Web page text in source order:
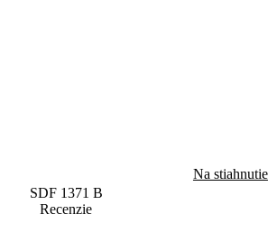
Na stiahnutie
SDF 1371 B
Recenzie